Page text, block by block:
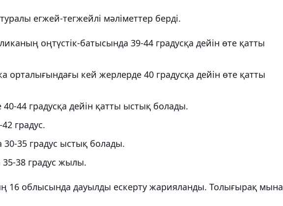
егжей-тегжейлі мәліметтер берді.
оңтүстік-батысында 39-44 градусқа дейін өте қатты
орталығындағы кей жерлерде 40 градусқа дейін өте қатты
40-44 градусқа дейін қатты ыстық болады.
градус.
30-35 градус ыстық болады.
35-38 градус жылы.
16 облысында дауылды ескерту жарияланды. Толығырақ мына